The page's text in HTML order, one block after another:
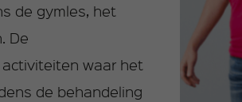
de gymles, het
De
waar het
de behandeling